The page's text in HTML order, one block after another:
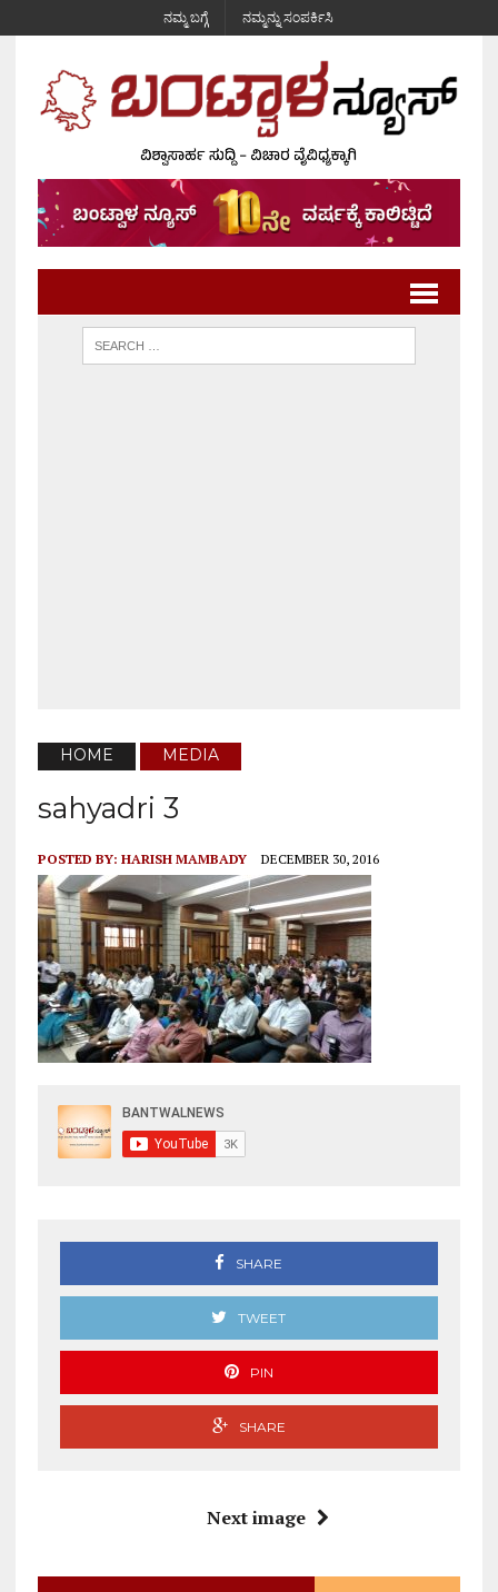
ನಮ್ಮ ಬಗ್ಗೆ ನಮ್ಮನ್ನು ಸಂಪರ್ಕಿಸಿ
HOME MEDIA
sahyadri 3
POSTED BY: HARISH MAMBADY DECEMBER 30, 2016
SHARE
TWEET
PIN
SHARE
Next image